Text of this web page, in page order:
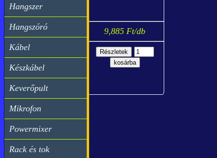
Hangszer
Hangszóró
Kábel
Készkábel
Keverőpult
Mikrofon
Powermixer
Rack és tok
9,885 Ft/db